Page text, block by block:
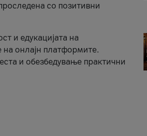
со позитивни
и едукацијата на
на онлајн платформите.
и обезбедување практични